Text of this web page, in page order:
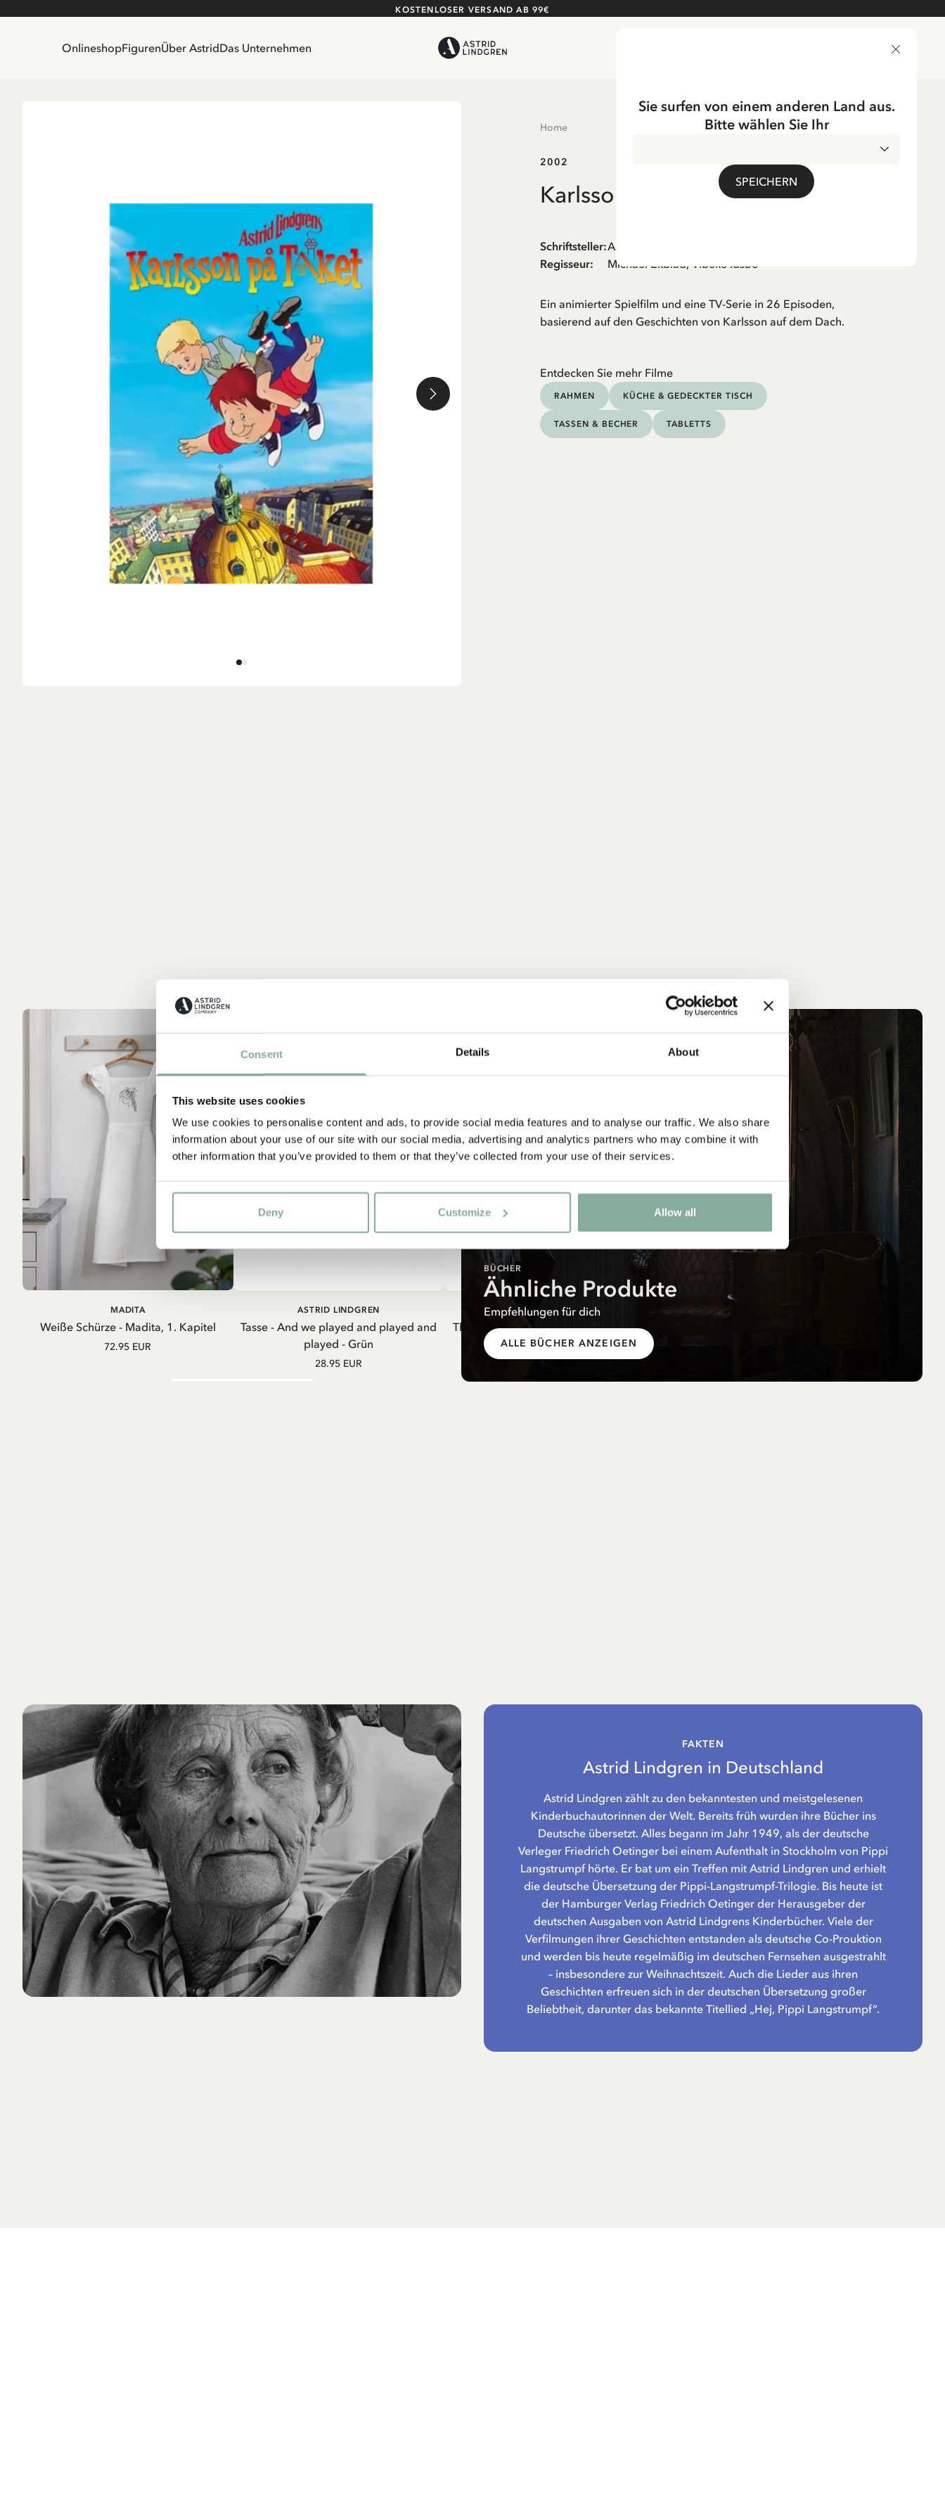
Consent Details About
This website uses cookies
We use cookies to personalise content and ads, to provide social media features and to analyse our traffic. We also share
information about your use of our site with our social media, advertising and analytics partners who may combine it with
other information that you’ve provided to them or that they’ve collected from your use of their services.
Deny Customize Allow all
KOSTENLOSER VERSAND AB 99€
OnlineshopFigurenÜber AstridDas Unternehmen
Home
2002
Karlsson på taket
Schriftsteller:Astrid Lindgren
Regisseur: Michael Ekblad, Vibeke Idsøe
Ein animierter Spielfilm und eine TV-Serie in 26 Episoden,
basierend auf den Geschichten von Karlsson auf dem Dach.
Entdecken Sie mehr Filme
RAHMEN KÜCHE & GEDECKTER TISCH
TASSEN & BECHER TABLETTS
BÜCHER
Ähnliche Produkte
Empfehlungen für dich
ALLE BÜCHER ANZEIGEN
IN DEN WARENKORB
Weiße Schürze - Madita, 1. Kapitel
MADITA
72.95 EUR
IN DEN WARENKORB
Tasse - And we played and played and
played - Grün
ASTRID LINDGREN
28.95 EUR
-15%
IN DEN WARENKORB
Thermosflasche Pippi Langstrumpf im
Nachthemd Lila – 550 ml
PIPPI LANGSTRUMPF
NEU
IN DEN WARENKORB
Kinderservice Michel aus Lönneberga
MICHEL AUS LÖNNEBERGA
FAKTEN
Astrid Lindgren in Deutschland
Astrid Lindgren zählt zu den bekanntesten und meistgelesenen
Kinderbuchautorinnen der Welt. Bereits früh wurden ihre Bücher ins
Deutsche übersetzt. Alles begann im Jahr 1949, als der deutsche
Verleger Friedrich Oetinger bei einem Aufenthalt in Stockholm von Pippi
Langstrumpf hörte. Er bat um ein Treffen mit Astrid Lindgren und erhielt
die deutsche Übersetzung der Pippi-Langstrumpf-Trilogie. Bis heute ist
der Hamburger Verlag Friedrich Oetinger der Herausgeber der
deutschen Ausgaben von Astrid Lindgrens Kinderbücher. Viele der
Verfilmungen ihrer Geschichten entstanden als deutsche Co-Prouktion
und werden bis heute regelmäßig im deutschen Fernsehen ausgestrahlt
– insbesondere zur Weihnachtszeit. Auch die Lieder aus ihren
Geschichten erfreuen sich in der deutschen Übersetzung großer
Beliebtheit, darunter das bekannte Titellied „Hej, Pippi Langstrumpf“.
Sie surfen von einem anderen Land aus.
Bitte wählen Sie Ihr
SPEICHERN